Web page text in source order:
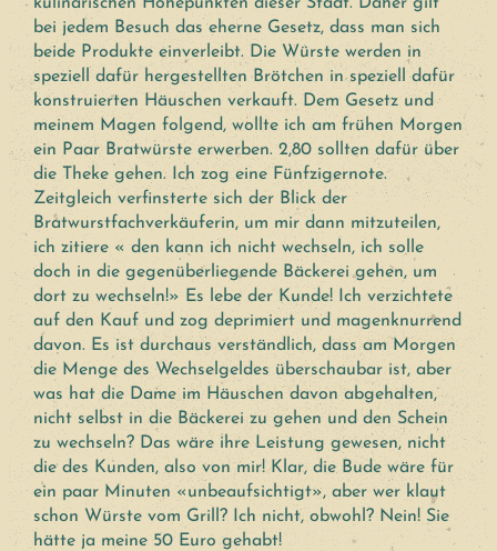
bei jedem Besuch das eherne Gesetz, dass man sich
beide Produkte einverleibt. Die Würste werden in
speziell dafür hergestellten Brötchen in speziell dafür
konstruierten Häuschen verkauft. Dem Gesetz und
meinem Magen folgend, wollte ich am frühen Morgen
ein Paar Bratwürste erwerben. 2,80 sollten dafür über
die Theke gehen. Ich zog eine Fünfzigernote.
Zeitgleich verfinsterte sich der Blick der
Bratwurstfachverkäuferin, um mir dann mitzuteilen,
ich zitiere « den kann ich nicht wechseln, ich solle
doch in die gegenüberliegende Bäckerei gehen, um
dort zu wechseln!» Es lebe der Kunde! Ich verzichtete
auf den Kauf und zog deprimiert und magenknurrend
davon. Es ist durchaus verständlich, dass am Morgen
die Menge des Wechselgeldes überschaubar ist, aber
was hat die Dame im Häuschen davon abgehalten,
nicht selbst in die Bäckerei zu gehen und den Schein
zu wechseln? Das wäre ihre Leistung gewesen, nicht
die des Kunden, also von mir! Klar, die Bude wäre für
ein paar Minuten «unbeaufsichtigt», aber wer klaut
schon Würste vom Grill? Ich nicht, obwohl? Nein! Sie
hätte ja meine 50 Euro gehabt!